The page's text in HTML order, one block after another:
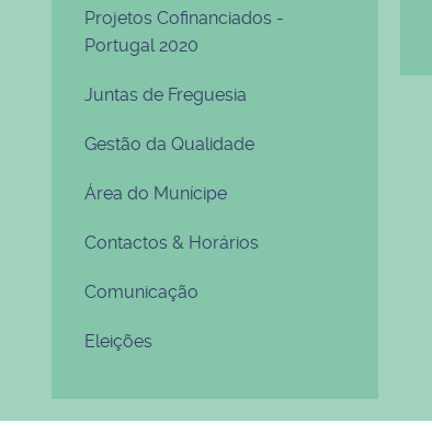
Projetos Cofinanciados -
Portugal 2020
Juntas de Freguesia
Gestão da Qualidade
Área do Munícipe
Contactos & Horários
Comunicação
Eleições